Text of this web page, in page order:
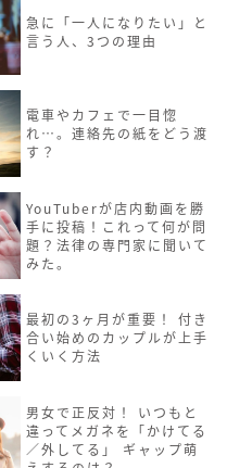
急に「一人になりたい」と
言う人、3つの理由
電車やカフェで一目惚
れ…。連絡先の紙をどう渡
す？
YouTuberが店内動画を勝
手に投稿！これって何が問
題？法律の専門家に聞いて
みた。
最初の3ヶ月が重要！ 付き
合い始めのカップルが上手
くいく方法
男女で正反対！ いつもと
違ってメガネを「かけてる
／外してる」 ギャップ萌